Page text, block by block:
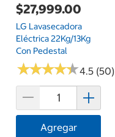
$27,999.00
LG Lavasecadora
Eléctrica 22Kg/13Kg
Con Pedestal
★★★★★
★★★★★4.5 (50)
Agregar